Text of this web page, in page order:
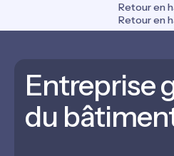
Retour en
Retour en
Entreprise
du